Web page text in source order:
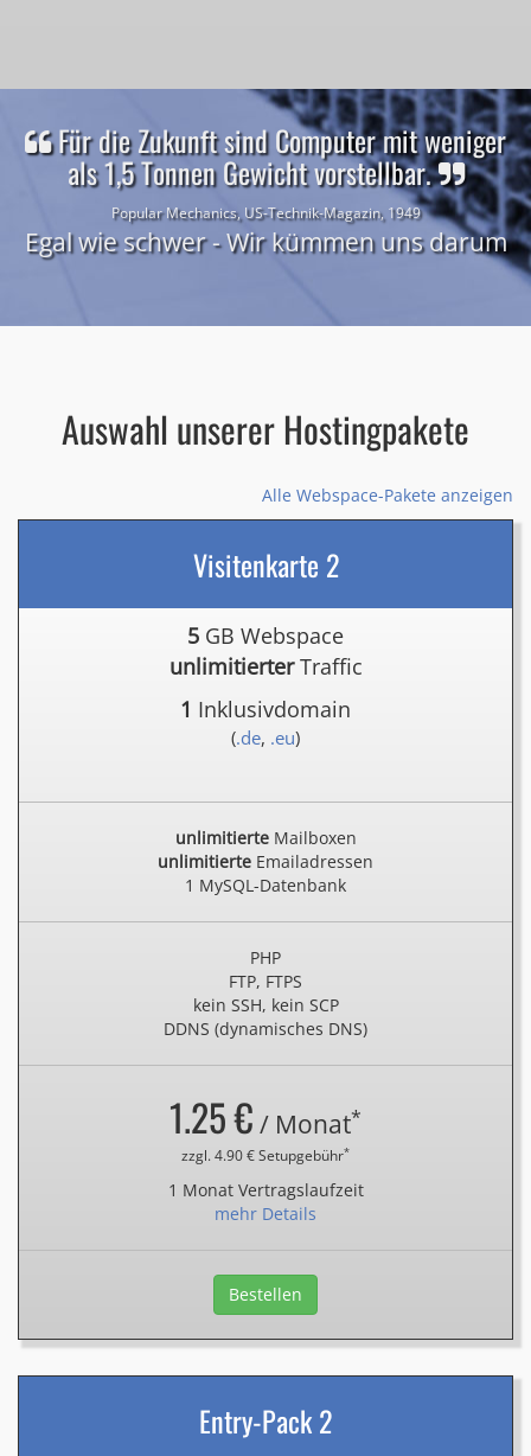
Für die Zukunft sind Computer mit weniger
als 1,5 Tonnen Gewicht vorstellbar.
Popular Mechanics, US-Technik-Magazin, 1949
Egal wie schwer - Wir kümmen uns darum
Auswahl unserer Hostingpakete
Alle Webspace-Pakete anzeigen
Visitenkarte 2
5 GB Webspace
unlimitierterTraffic
1 Inklusivdomain
(.de, .eu)
unlimitierteMailboxen
unlimitierte Emailadressen
1 MySQL-Datenbank
PHP
FTP, FTPS
kein SSH, kein SCP
DDNS (dynamisches DNS)
1.25 € / Monat*
zzgl. 4.90 € Setupgebühr*
1 Monat Vertragslaufzeit
mehr Details
Bestellen
Entry-Pack 2